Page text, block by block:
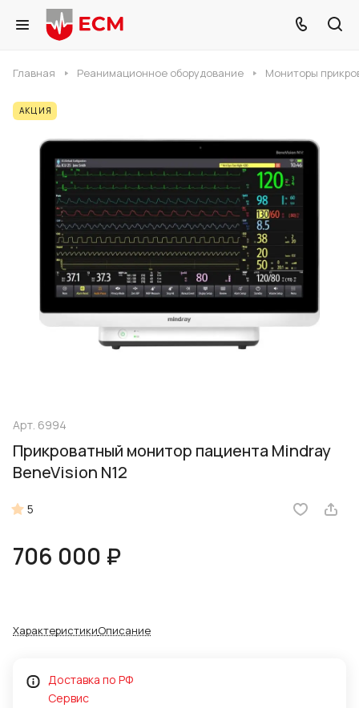
Главная Реанимационное оборудование Мониторы
АКЦИЯ
Арт. 6994
Прикроватный монитор пациента Mindray
BeneVision N12
5
706 000 ₽
ХарактеристикиОписание
Доставка по РФ
Сервис